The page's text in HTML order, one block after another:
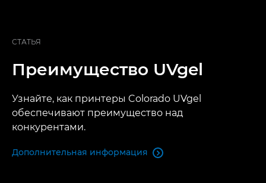
СТАТЬЯ
Преимущество UVgel
Узнайте, как принтеры Colorado UVgel
обеспечивают преимущество над
конкурентами.
Дополнительная информация 